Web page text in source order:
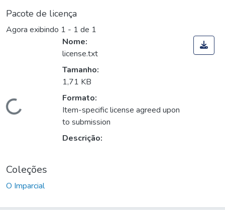
Pacote de licença
Agora exibindo 1 - 1 de 1
Carregando...
Nome:
license.txt
Tamanho:
1,71 KB
Formato:
Item-specific license agreed upon
to submission
Descrição:
Coleções
O Imparcial